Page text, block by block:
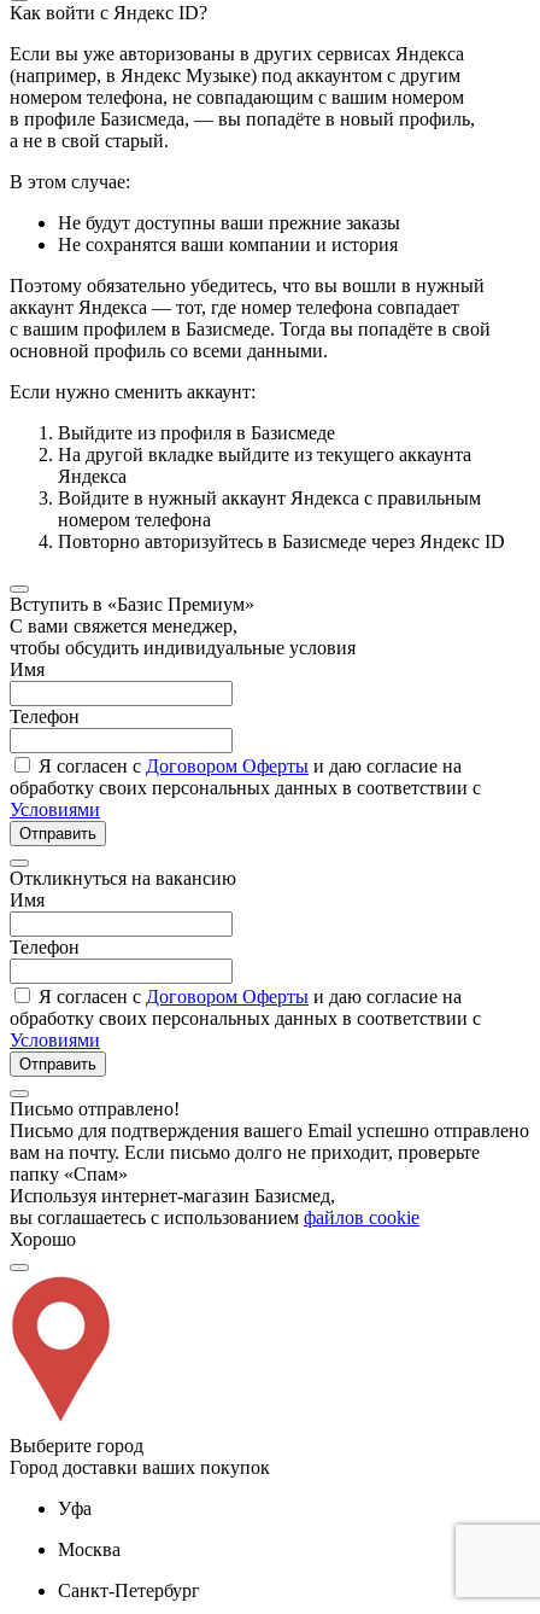
Как войти с Яндекс ID?
Если вы уже авторизованы в других сервисах Яндекса
(например, в Яндекс Музыке) под аккаунтом с другим
номером телефона, не совпадающим с вашим номером
в профиле Базисмеда, — вы попадёте в новый профиль,
а не в свой старый.
В этом случае:
Не будут доступны ваши прежние заказы
Не сохранятся ваши компании и история
Поэтому обязательно убедитесь, что вы вошли в нужный
аккаунт Яндекса — тот, где номер телефона совпадает
с вашим профилем в Базисмеде. Тогда вы попадёте в свой
основной профиль со всеми данными.
Если нужно сменить аккаунт:
Выйдите из профиля в Базисмеде
На другой вкладке выйдите из текущего аккаунта
Яндекса
Войдите в нужный аккаунт Яндекса с правильным
номером телефона
Повторно авторизуйтесь в Базисмеде через Яндекс ID
Вступить в «Базис Премиум»
С вами свяжется менеджер,
чтобы обсудить индивидуальные условия
Имя
Телефон
Я согласен с Договором Оферты и даю согласие на
обработку своих персональных данных в соответствии с
Условиями
Отправить
Откликнуться на вакансию
Имя
Телефон
Я согласен с Договором Оферты и даю согласие на
обработку своих персональных данных в соответствии с
Условиями
Отправить
Письмо отправлено!
Письмо для подтверждения вашего Email успешно отправлено
вам на почту. Если письмо долго не приходит, проверьте
папку «Спам»
Используя интернет-магазин Базисмед,
вы соглашаетесь с использованием файлов cookie
Хорошо
Выберите город
Город доставки ваших покупок
Уфа
Москва
Санкт-Петербург